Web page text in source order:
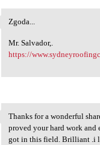
Zgoda...
Zgoda...
Mr. Salvador,.
https://
Thanks for a
Thanks for a wonderful
proved your hard work and
got in this field. Brilliant .i